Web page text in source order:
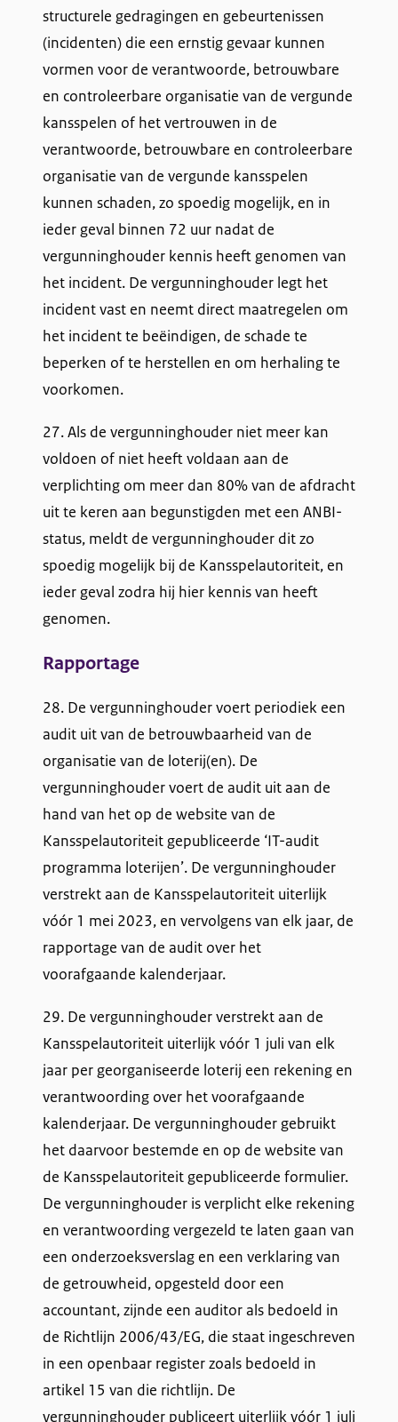
structurele gedragingen en gebeurtenissen
(incidenten) die een ernstig gevaar kunnen
vormen voor de verantwoorde, betrouwbare
en controleerbare organisatie van de vergunde
kansspelen of het vertrouwen in de
verantwoorde, betrouwbare en controleerbare
organisatie van de vergunde kansspelen
kunnen schaden, zo spoedig mogelijk, en in
ieder geval binnen 72 uur nadat de
vergunninghouder kennis heeft genomen van
het incident. De vergunninghouder legt het
incident vast en neemt direct maatregelen om
het incident te beëindigen, de schade te
beperken of te herstellen en om herhaling te
voorkomen.
27. Als de vergunninghouder niet meer kan
voldoen of niet heeft voldaan aan de
verplichting om meer dan 80% van de afdracht
uit te keren aan begunstigden met een ANBI-
status, meldt de vergunninghouder dit zo
spoedig mogelijk bij de Kansspelautoriteit, en
ieder geval zodra hij hier kennis van heeft
genomen.
Rapportage
28. De vergunninghouder voert periodiek een
audit uit van de betrouwbaarheid van de
organisatie van de loterij(en). De
vergunninghouder voert de audit uit aan de
hand van het op de website van de
Kansspelautoriteit gepubliceerde ‘IT-audit
programma loterijen’. De vergunninghouder
verstrekt aan de Kansspelautoriteit uiterlijk
vóór 1 mei 2023, en vervolgens van elk jaar, de
rapportage van de audit over het
voorafgaande kalenderjaar.
29. De vergunninghouder verstrekt aan de
Kansspelautoriteit uiterlijk vóór 1 juli van elk
jaar per georganiseerde loterij een rekening en
verantwoording over het voorafgaande
kalenderjaar. De vergunninghouder gebruikt
het daarvoor bestemde en op de website van
de Kansspelautoriteit gepubliceerde formulier.
De vergunninghouder is verplicht elke rekening
en verantwoording vergezeld te laten gaan van
een onderzoeksverslag en een verklaring van
de getrouwheid, opgesteld door een
accountant, zijnde een auditor als bedoeld in
de Richtlijn 2006/43/EG, die staat ingeschreven
in een openbaar register zoals bedoeld in
artikel 15 van die richtlijn. De
vergunninghouder publiceert uiterlijk vóór 1 juli